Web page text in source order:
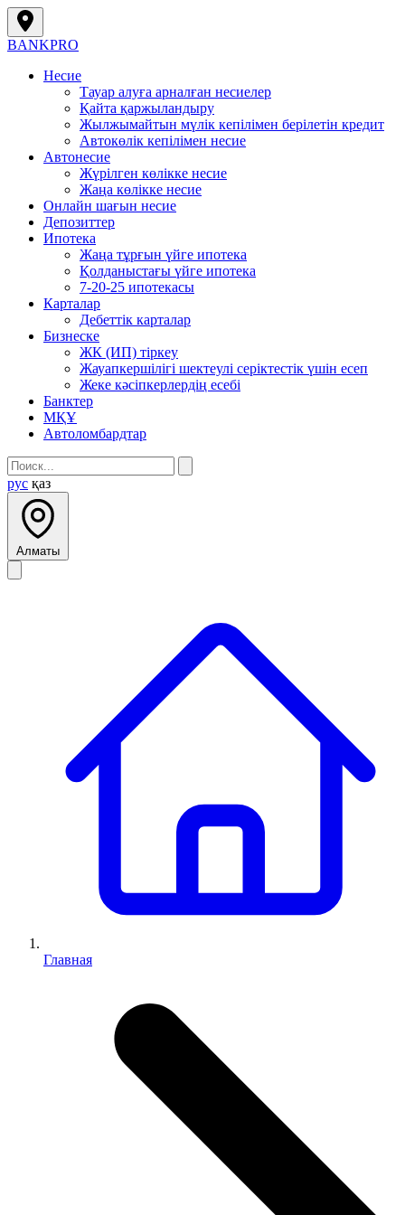
BANKPRO
Несие
Тауар алуға арналған несиелер
Қайта қаржыландыру
Жылжымайтын мүлік кепілімен берілетін кредит
Автокөлік кепілімен несие
Автонесие
Жүрілген көлікке несие
Жаңа көлікке несие
Онлайн шағын несие
Депозиттер
Ипотека
Жаңа тұрғын үйге ипотека
Қолданыстағы үйге ипотека
7-20-25 ипотекасы
Карталар
Дебеттік карталар
Бизнеске
ЖК (ИП) тіркеу
Жауапкершілігі шектеулі серіктестік үшін есеп
Жеке кәсіпкерлердің есебі
Банктер
МҚҰ
Автоломбардтар
рус қаз
Алматы
Главная